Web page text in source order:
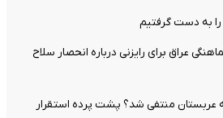
را به دست گرفتیم
عراق برای رایزنی درباره انحصار سلاح
عربستان منتفی شد؟ پشت پرده استقرار